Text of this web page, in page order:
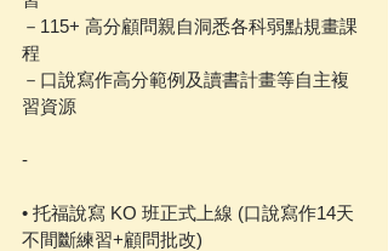
－115+ 高分顧問親自洞悉各科弱點規畫課
程
－口說寫作高分範例及讀書計畫等自主複
習資源
-
• 托福說寫 KO 班正式上線 (口說寫作14天
不間斷練習+顧問批改)